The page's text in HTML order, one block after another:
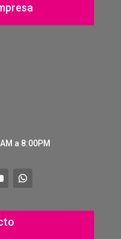
a 8:00PM